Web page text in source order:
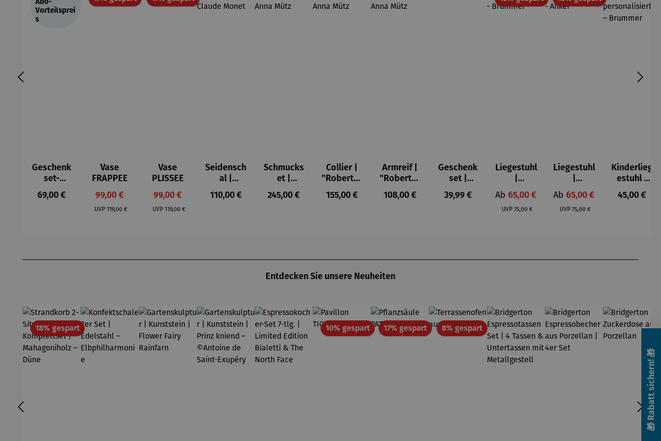
Vorteilsprei
s
Geschenk
set-
Proviantki
ste
Regulärer Preis:
69,00 €
Vase
FRAPPEE
Verkaufspreis:
99,00 €
UVP Regulärer Preis:
119,00 €
Vase
PLISSEE
Verkaufspreis:
99,00 €
UVP Regulärer Preis:
119,00 €
Seidensch
al |
Seerosen
– Claude
Regulärer Preis:
110,00 €
Schmucks
et |
"Roberta"
– Anna
Regulärer Preis:
245,00 €
Collier |
"Roberta"
– Anna
Mütz
Regulärer Preis:
155,00 €
Armreif |
"Roberta"
– Anna
Mütz
Regulärer Preis:
108,00 €
Geschenk
set |
Sternzeich
en
Regulärer Preis:
39,99 €
Liegestuhl
personali
sierbar -
Brummer
Verkaufspreis:
Ab 65,00 €
UVP Regulärer Preis:
75,00 €
Liegestuhl
personali
sierbar -
Anker
Verkaufspreis:
Ab 65,00 €
UVP Regulärer Preis:
75,00 €
Kinderlieg
estuhl |
personali
sierbar –
Regulärer
45,00 €
Entdecken Sie unsere Neuheiten
18% gespartRabatt 10% gespartRabatt17% gespartRabatt8% gespartRabatt
🎁 Rabatt sichern! 🎁